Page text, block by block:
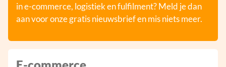
in e-commerce, logistiek en fulfilment? Meld je dan
aan voor onze gratis nieuwsbrief en mis niets meer.